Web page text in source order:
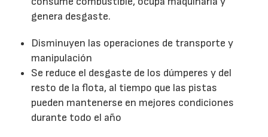
genera desgaste.
Disminuyen las operaciones de transporte y
manipulación
Se reduce el desgaste de los dúmperes y del
resto de la flota, al tiempo que las pistas
pueden mantenerse en mejores condiciones
durante todo el año